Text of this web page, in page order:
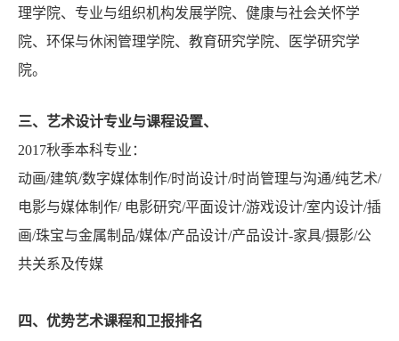
理学院、专业与组织机构发展学院、健康与社会关怀学
院、环保与休闲管理学院、教育研究学院、医学研究学
院。
三、艺术设计专业与课程设置、
2017秋季本科专业：
动画/建筑/数字媒体制作/时尚设计/时尚管理与沟通/纯艺术/
电影与媒体制作/ 电影研究/平面设计/游戏设计/室内设计/插
画/珠宝与金属制品/媒体/产品设计/产品设计-家具/摄影/公
共关系及传媒
四、优势艺术课程和卫报排名